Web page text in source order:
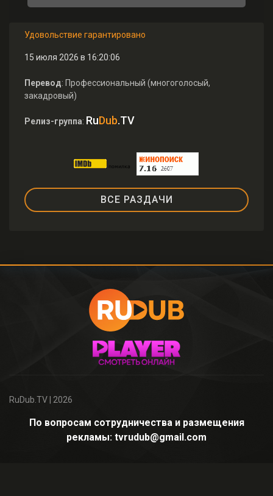
Удовольствие гарантировано
15 июля 2026 в 16:20:06
Перевод: Профессиональный (многоголосый,
закадровый)
Релиз-группа: RuDub.TV
ВСЕ РАЗДАЧИ
RuDub.TV | 2026
По вопросам сотрудничества и размещения
рекламы: tvrudub@gmail.com